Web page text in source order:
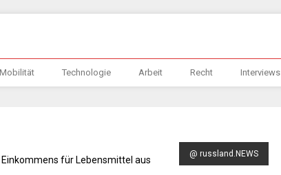
Mobilität Technologie Arbeit Recht Interviews
@ russland.NEWS